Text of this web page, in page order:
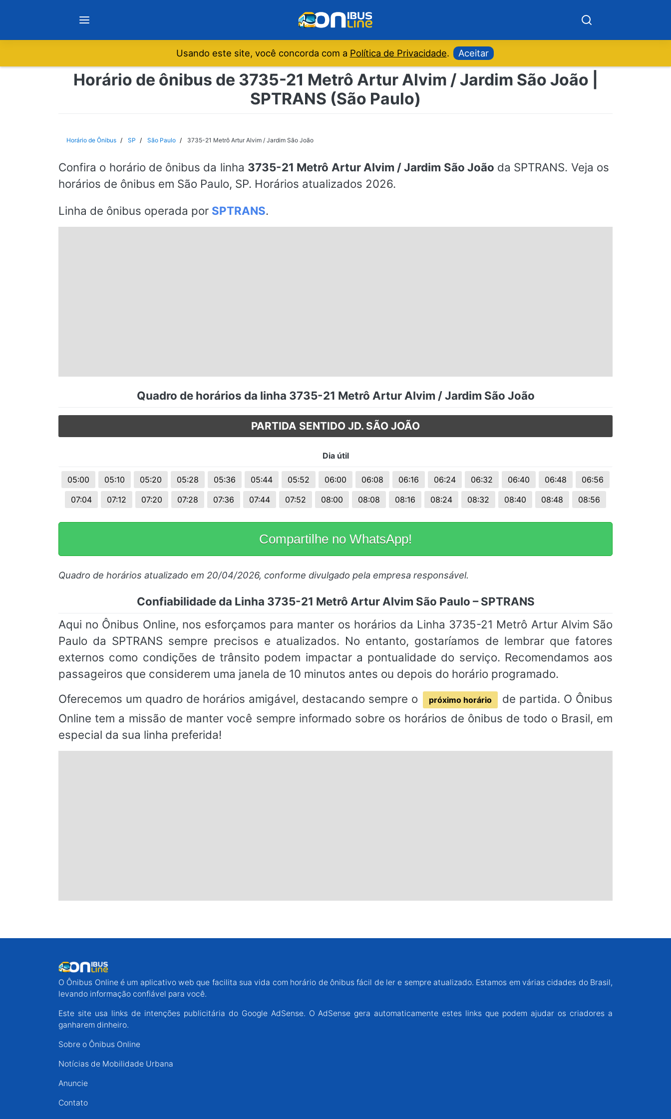
Notícias
São Paulo
Espírito Santo
Usando este site, você concorda com a Política de Privacidade. Aceitar
Horário de ônibus de 3735-21 Metrô Artur Alvim / Jardim São João |
SPTRANS (São Paulo)
Horário de Ônibus SP São Paulo 3735-21 Metrô Artur Alvim / Jardim São João
Confira o horário de ônibus da linha 3735-21 Metrô Artur Alvim / Jardim São João da SPTRANS. Veja os
horários de ônibus em São Paulo, SP. Horários atualizados 2026.
Linha de ônibus operada por SPTRANS.
Quadro de horários da linha 3735-21 Metrô Artur Alvim / Jardim São João
PARTIDA SENTIDO JD. SÃO JOÃO
Dia útil
05:00 05:10 05:20 05:28 05:36 05:44 05:52 06:00 06:08 06:16 06:24 06:32 06:40 06:48
06:56
07:04
07:12 07:20 07:28 07:36 07:44 07:52 08:00 08:08 08:16 08:24 08:32 08:40 08:48 08:56
Compartilhe no WhatsApp!
Quadro de horários atualizado em 20/04/2026, conforme divulgado pela empresa responsável.
Confiabilidade da Linha 3735-21 Metrô Artur Alvim São Paulo – SPTRANS
Aqui no Ônibus Online, nos esforçamos para manter os horários da Linha 3735-21 Metrô Artur Alvim São
Paulo da SPTRANS sempre precisos e atualizados. No entanto, gostaríamos de lembrar que fatores
externos como condições de trânsito podem impactar a pontualidade do serviço. Recomendamos aos
passageiros que considerem uma janela de 10 minutos antes ou depois do horário programado.
Oferecemos um quadro de horários amigável, destacando sempre o
próximo horário
de partida. O Ônibus
Online tem a missão de manter você sempre informado sobre os horários de ônibus de todo o Brasil, em
especial da sua linha preferida!
O Ônibus Online é um aplicativo web que facilita sua vida com horário de ônibus fácil de ler e sempre atualizado. Estamos em várias cidades do Brasil,
levando informação confiável para você.
Este site usa links de intenções publicitária do Google AdSense. O AdSense gera automaticamente estes links que podem ajudar os criadores a
ganharem dinheiro.
Sobre o Ônibus Online
Notícias de Mobilidade Urbana
Anuncie
Contato